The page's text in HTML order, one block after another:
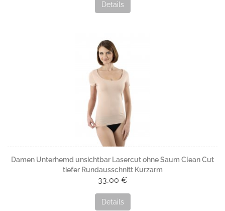
Details
Damen Unterhemd unsichtbar Lasercut ohne Saum Clean Cut
tiefer Rundausschnitt Kurzarm
33,00 €
Details